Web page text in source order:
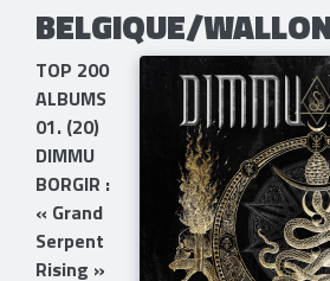
BELGIQUE/
TOP 200
ALBUMS
01. (20)
DIMMU
BORGIR :
« Grand
Serpent
Rising »